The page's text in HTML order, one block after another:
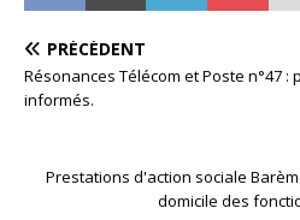
PRÉCÉDENT
Résonances Télécom et Poste n°47
informés.
Prestations d'action sociale
domicile des